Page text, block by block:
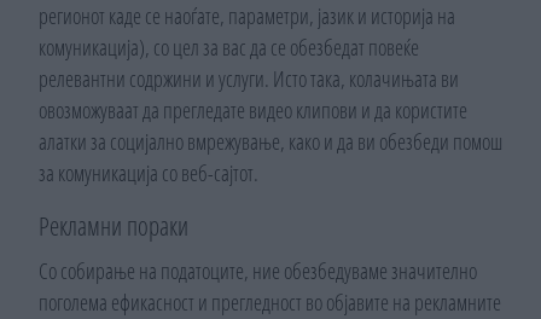
регионот каде се наоѓате, параметри, јазик и историја на
комуникација), со цел за вас да се обезбедат повеќе
релевантни содржини и услуги. Исто така, колачињата ви
овозможуваат да прегледате видео клипови и да користите
алатки за социјално вмрежување, како и да ви обезбеди помош
за комуникација со веб-сајтот.
Рекламни пораки
Со собирање на податоците, ние обезбедуваме значително
поголема ефикасност и прегледност во објавите на рекламните